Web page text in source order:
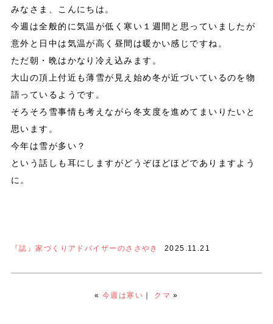
みなさま、こんにちは。
今週は全般的に気温が低く寒い１週間と思っていましたが
意外と日中は気温が高く昼間は暖かい感じですね。
ただ朝・晩はかなり冷え込みます。
大山の頂上付近も薄雪が見え始め冬が近づいているのを物
語っているようです。
そろそろ雪事情も考えながら冬支度を進めてまいりたいと
思います。
今年は雪が多い？
という話しも耳にしますがどうぞほどほどでありますよう
に。
『誌』家づくりアドバイザーのささやき 2025.11.21
« 今週は寒い ｜ クマ »